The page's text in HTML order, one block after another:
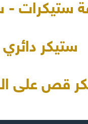
ستيكرات -
ستيكر دائري
قص على